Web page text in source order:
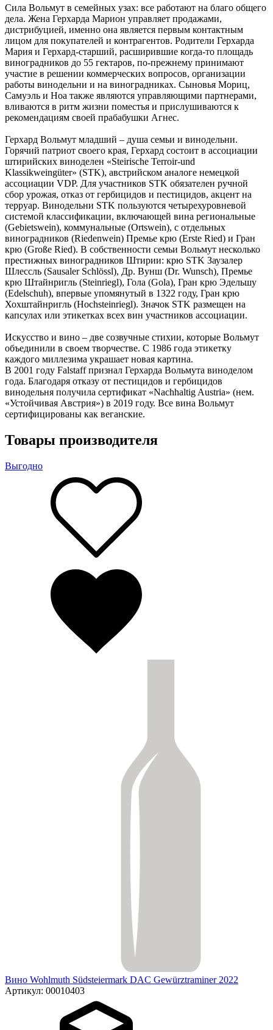
Сила Вольмут в семейных узах: все работают на благо общего
дела. Жена Герхарда Марион управляет продажами,
дистрибуцией, именно она является первым контактным
лицом для покупателей и контрагентов. Родители Герхарда
Мария и Герхард-старший, расширившие когда-то площадь
виноградников до 55 гектаров, по-прежнему принимают
участие в решении коммерческих вопросов, организации
работы винодельни и на виноградниках. Сыновья Мориц,
Самуэль и Ноа также являются управляющими партнерами,
вливаются в ритм жизни поместья и прислушиваются к
рекомендациям своей прабабушки Агнес.
Герхард Вольмут младший – душа семьи и винодельни.
Горячий патриот своего края, Герхард состоит в ассоциации
штирийских виноделен «Steirische Terroir-und
Klassikweingüter» (STK), австрийском аналоге немецкой
ассоциации VDP. Для участников STK обязателен ручной
сбор урожая, отказ от гербицидов и пестицидов, акцент на
терруар. Винодельни STK пользуются четырехуровневой
системой классификации, включающей вина региональные
(Gebietswein), коммунальные (Ortswein), с отдельных
виноградников (Riedenwein) Премье крю (Erste Ried) и Гран
крю (Große Ried). В собственности семьи Вольмут несколько
престижных виноградников Штирии: крю STK Заузалер
Шлессль (Sausaler Schlössl), Др. Вунш (Dr. Wunsch), Премье
крю Штайнригль (Steinriegl), Гола (Gola), Гран крю Эдельшу
(Edelschuh), впервые упомянутый в 1322 году, Гран крю
Хохштайнригль (Hochsteinriegl). Значок STK размещен на
капсулах или этикетках всех вин участников ассоциации.
Искусство и вино – две созвучные стихии, которые Вольмут
объединили в своем творчестве. С 1986 года этикетку
каждого миллезима украшает новая картина.
В 2001 году Falstaff признал Герхарда Вольмута виноделом
года. Благодаря отказу от пестицидов и гербицидов
винодельня получила сертификат «Nachhaltig Austria» (нем.
«Устойчивая Австрия») в 2019 году. Все вина Вольмут
сертифицированы как веганские.
Товары производителя
Выгодно
Вино Wohlmuth Südsteiermark DAC Gewürztraminer 2022
Артикул: 00010403